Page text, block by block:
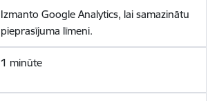
Izmanto Google Analytics, lai samazinātu
pieprasījuma līmeni.
1 minūte